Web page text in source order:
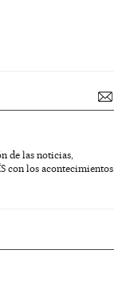
de las noticias,
con los acontecimientos